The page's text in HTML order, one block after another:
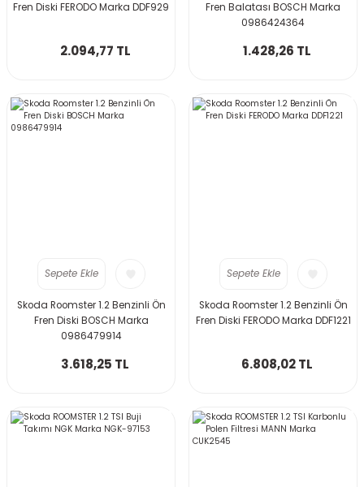
Fren Diski FERODO Marka DDF929
2.094,77 TL
Fren Balatası BOSCH Marka
0986424364
1.428,26 TL
Sepete Ekle
Skoda Roomster 1.2 Benzinli Ön
Fren Diski BOSCH Marka
0986479914
3.618,25 TL
Sepete Ekle
Skoda Roomster 1.2 Benzinli Ön
Fren Diski FERODO Marka DDF1221
6.808,02 TL